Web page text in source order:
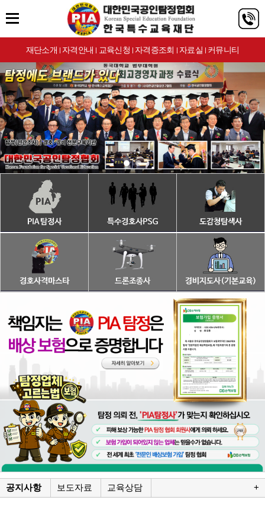
재단소개 | 자격안내 | 교육신청 | 자격증조회 | 자료실 | 커뮤니티
공지사항 보도자료 교육상담 +